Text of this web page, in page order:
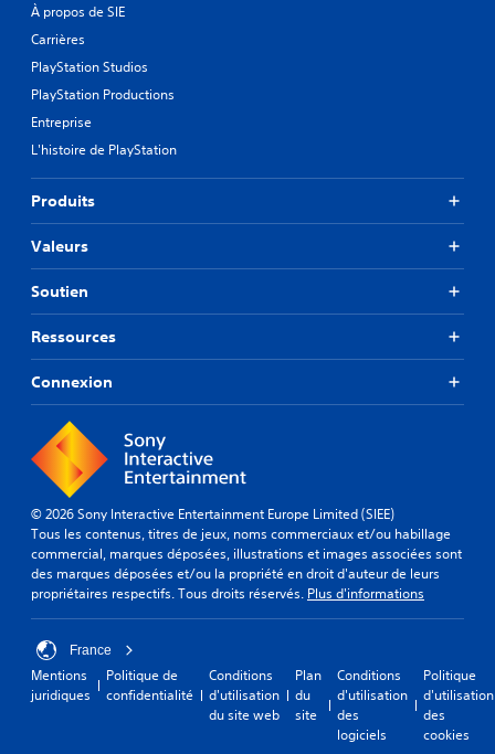
À propos de SIE
Carrières
PlayStation Studios
PlayStation Productions
Entreprise
L'histoire de PlayStation
Produits
Valeurs
Soutien
Ressources
Connexion
© 2026 Sony Interactive Entertainment Europe Limited (SIEE)
Tous les contenus, titres de jeux, noms commerciaux et/ou habillage
commercial, marques déposées, illustrations et images associées sont
des marques déposées et/ou la propriété en droit d'auteur de leurs
propriétaires respectifs. Tous droits réservés. Plus d'informations
France
Mentions
juridiques
Politique de
confidentialité
Conditions
d'utilisation
du site web
Plan
du
site
Conditions
d'utilisation
des
logiciels
Politique
d'utilisation
des
cookies